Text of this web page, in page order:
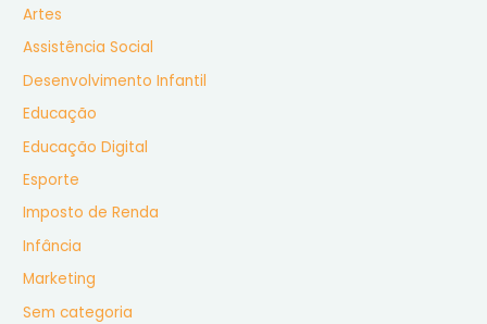
r
p
o
r
:
Artes
Assistência Social
Desenvolvimento Infantil
Educação
Educação Digital
Esporte
Imposto de Renda
Infância
Marketing
Sem categoria